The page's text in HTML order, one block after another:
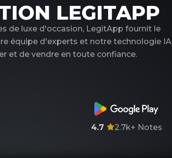
LEGITAPP
de luxe d'occasion, LegitApp fournit le
équipe d'experts et notre technologie IA
et de vendre en toute confiance.
4.7 2.7k+ Notes